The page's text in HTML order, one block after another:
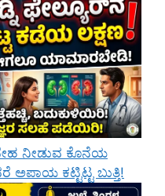
ನೀಡುವ ಕೊನೆಯ
ಅಪಾಯ ಕಟ್ಟಿಟ್ಟ ಬುತ್ತಿ!